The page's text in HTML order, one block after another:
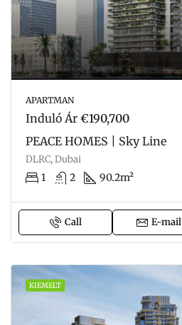
APARTMAN
Induló Ár €190,700
PEACE HOMES | Sky Line
DLRC, Dubai
1 2 90.2m²
Call E-mail
KIEMELT